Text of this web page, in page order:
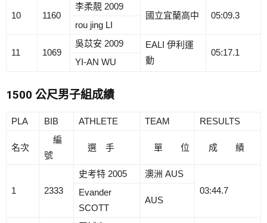
10 1160
李柔靚 2009
國立宜蘭高中
05:09.3
rou jing LI
11 1069
吳苡安 2009
EALI 伊利運
動
05:17.1
YI-AN WU
1500 公尺男子組成績
PLA BIB ATHLETE TEAM RESULTS
名次
編
號
選 手 單 位 成 績
1 2333
史考特 2005
澳洲 AUS
03:44.7
Evander
SCOTT
AUS